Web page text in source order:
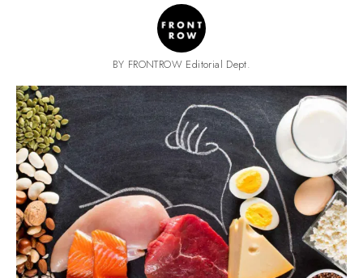
BY FRONTROW Editorial Dept.